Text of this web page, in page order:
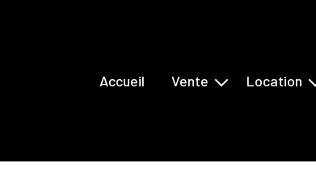
Accueil Vente Location